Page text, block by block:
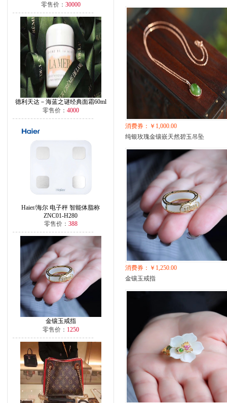
零售价： 30000
德利天达－海蓝之谜经典面霜60ml
零售价： 4000
Haier/海尔 电子秤 智能体脂称
ZNC01-H280
零售价： 388
金镶玉戒指
零售价： 1250
消费券：￥1,000.00
纯银玫瑰金镶嵌天然碧玉吊坠
消费券：￥1,250.00
金镶玉戒指